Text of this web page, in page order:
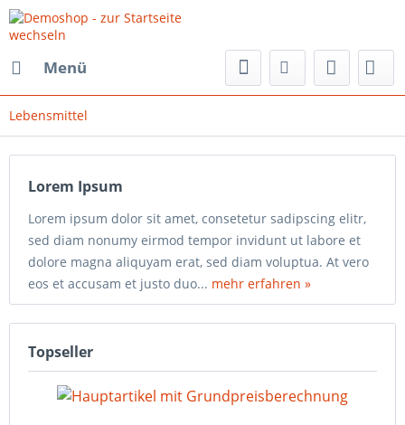
Menü
Lebensmittel
Lorem Ipsum
Lorem ipsum dolor sit amet, consetetur sadipscing elitr,
sed diam nonumy eirmod tempor invidunt ut labore et
dolore magna aliquyam erat, sed diam voluptua. At vero
eos et accusam et justo duo... mehr erfahren »
Topseller